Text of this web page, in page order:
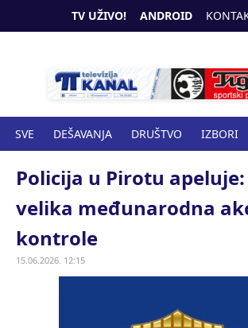
TV UŽIVO! ANDROID
SVE DEŠAVANJA DRUŠTVO IZBORI
SPORT ZANIMLJIVOSTI ZDRAVSTVO
Policija u Pirotu
velika međunarodna
kontrole
15.06.2026. 12:15